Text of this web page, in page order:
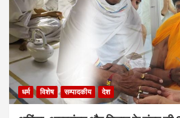
धर्म विशेष सम्पादकीय देश